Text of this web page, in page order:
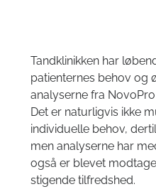
Tandklinikken har
patienternes behov og
analyserne fra
Det er naturligvis ikke
individuelle behov,
men analyserne har
også er blevet
stigende tilfredshed.